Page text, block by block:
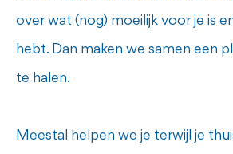
over wat (nog) moeilijk voor je is
hebt. Dan maken we samen een
te halen.
Meestal helpen we je terwijl je